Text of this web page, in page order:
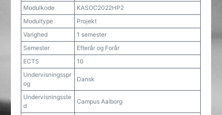
Modulkode
KASOC2022HP2
Modultype
Projekt
Varighed
1 semester
Semester
Efterår og Forår
ECTS
10
Undervisningsspr
og
Dansk
Undervisningsste
d
Campus Aalborg